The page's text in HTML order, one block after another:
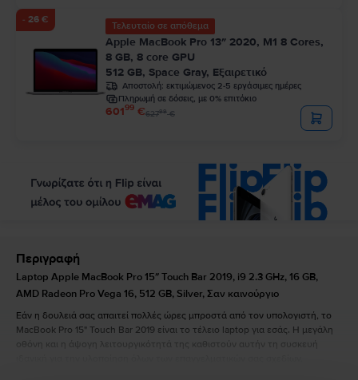
- 26 €
Τελευταίο σε απόθεμα
Apple MacBook Pro 13″ 2020, M1 8 Cores,
8 GB, 8 core GPU
512 GB, Space Gray, Εξαιρετικό
Αποστολή: εκτιμώμενος 2-5 εργάσιμες ημέρες
Πληρωμή σε δόσεις, με 0% επιτόκιο
60199 €62799€
Περιγραφή
Laptop Apple MacBook Pro 15″ Touch Bar 2019, i9 2.3 GHz, 16 GB,
AMD Radeon Pro Vega 16, 512 GB, Silver, Σαν καινούργιο
Εάν η δουλειά σας απαιτεί πολλές ώρες μπροστά από τον υπολογιστή, το
MacBook Pro 15" Touch Bar 2019 είναι το τέλειο laptop για εσάς. Η μεγάλη
οθόνη και η άψογη λειτουργικότητά της καθιστούν αυτήν τη συσκευή